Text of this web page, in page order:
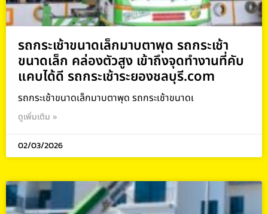
รถกระเช้าขนาดเล็กมาบตาพุด รถกระเช้า
ขนาดเล็ก คล่องตัวสูง เข้าถึงจุดทำงานที่คับ
แคบได้ดี รถกระเช้าระยองชลบุรี.com
รถกระเช้าขนาดเล็กมาบตาพุด รถกระเช้าขนาดเ
ดูเพิ่มเติม »
02/03/2026